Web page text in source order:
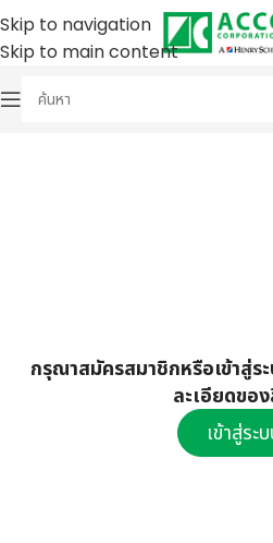
Skip to navigation
Skip to main content
กรุณาสมัครสมาชิกหรือเข้าสู่ร
ละเอียดขอ
เข้าสู่ระ